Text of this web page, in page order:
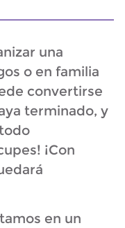
una
o en familia
convertirse
terminado, y
¡Con
en un